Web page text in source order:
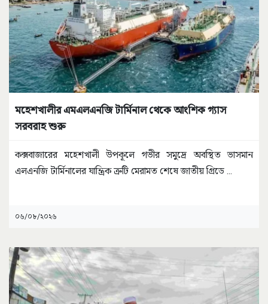
মহেশখালীর এমএলএনজি টার্মিনাল থেকে আংশিক গ্যাস
সরবরাহ শুরু
কক্সবাজারের মহেশখালী উপকূলে গভীর সমুদ্রে অবস্থিত ভাসমান
এলএনজি টার্মিনালের যান্ত্রিক ত্রুটি মেরামত শেষে জাতীয় গ্রিডে ...
০৬/০৮/২০২৬